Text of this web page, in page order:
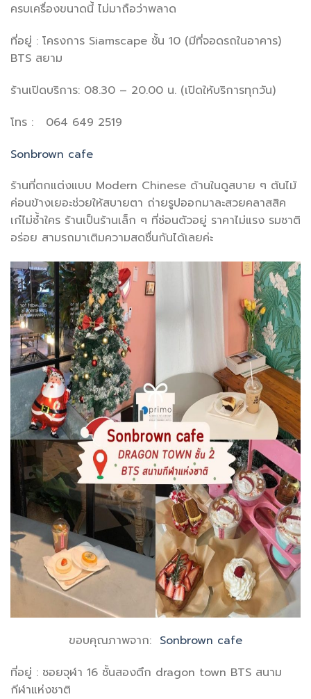
ครบเครื่องขนาดนี้ ไม่มาถือว่าพลาด
ที่อยู่ : โครงการ Siamscape ชั้น 10 (มีที่จอดรถในอาคาร)
BTS สยาม
ร้านเปิดบริการ: 08.30 – 20.00 น. (เปิดให้บริการทุกวัน)
โทร : 064 649 2519
Sonbrown cafe
ร้านที่ตกแต่งแบบ Modern Chinese ด้านในดูสบาย ๆ ต้นไม้
ค่อนข้างเยอะช่วยให้สบายตา ถ่ายรูปออกมาละสวยคลาสสิค
เก๋ไม่ซ้ำใคร ร้านเป็นร้านเล็ก ๆ ที่ซ่อนตัวอยู่ ราคาไม่แรง รมชาติ
อร่อย สามรถมาเติมความสดชื่นกันได้เลยค่ะ
ขอบคุณภาพจาก: Sonbrown cafe
ที่อยู่ : ซอยจุฬา 16 ชั้นสองตึก dragon town BTS สนาม
กีฬาแห่งชาติ